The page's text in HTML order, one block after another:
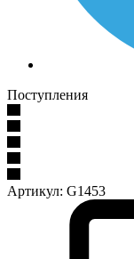
Поступления
Артикул: G1453